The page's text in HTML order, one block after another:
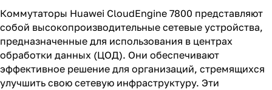
Коммутаторы Huawei CloudEngine 7800 представляют
собой высокопроизводительные сетевые устройства,
предназначенные для использования в центрах
обработки данных (ЦОД). Они обеспечивают
эффективное решение для организаций, стремящихся
улучшить свою сетевую инфраструктуру. Эти